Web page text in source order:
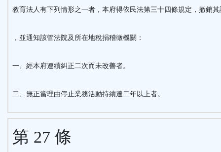
教育法人有下列情形之一者，本府得依民法第三十四條規定，撤銷其
，並通知該管法院及所在地稅捐稽徵機關：
一、經本府連續糾正二次而未改善者。
二、無正當理由停止業務活動持續達二年以上者。
第 27 條